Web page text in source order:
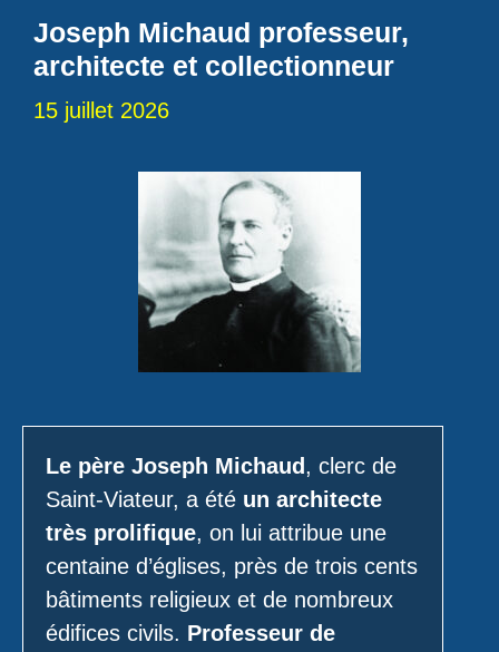
Joseph Michaud professeur,
architecte et collectionneur
15 juillet 2026
Le père Joseph Michaud , clerc de
Saint-Viateur, a été un architecte
très prolifique, on lui attribue une
centaine d’églises, près de trois cents
bâtiments religieux et de nombreux
édifices civils. Professeur de